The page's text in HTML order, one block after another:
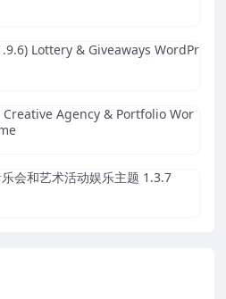
Lottery & Giveaways WordPr
Creative Agency & Portfolio Wor
会和艺术活动娱乐主题 1.3.7